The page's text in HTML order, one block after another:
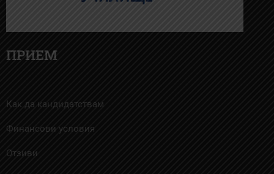
ПРИЕМ
Как да кандидатствам
Финансови условия
Отзиви